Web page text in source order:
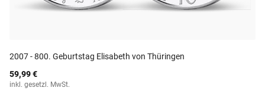
2007 - 800. Geburtstag Elisabeth von Thüringen
59,99 €
inkl. gesetzl. MwSt.